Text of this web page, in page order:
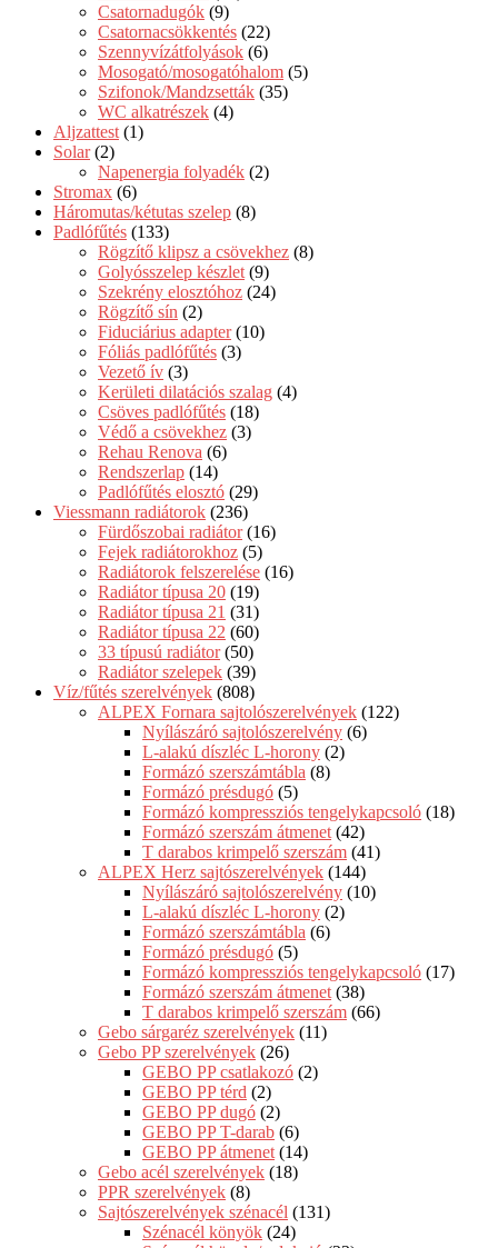
Csatornadugók (9)
Csatornacsökkentés (22)
Szennyvízátfolyások (6)
Mosogató/mosogatóhalom (5)
Szifonok/Mandzsetták (35)
WC alkatrészek (4)
Aljzattest (1)
Solar (2)
Napenergia folyadék (2)
Stromax (6)
Háromutas/kétutas szelep (8)
Padlófűtés (133)
Rögzítő klipsz a csövekhez (8)
Golyósszelep készlet (9)
Szekrény elosztóhoz (24)
Rögzítő sín (2)
Fiduciárius adapter (10)
Fóliás padlófűtés (3)
Vezető ív (3)
Kerületi dilatációs szalag (4)
Csöves padlófűtés (18)
Védő a csövekhez (3)
Rehau Renova (6)
Rendszerlap (14)
Padlófűtés elosztó (29)
Viessmann radiátorok (236)
Fürdőszobai radiátor (16)
Fejek radiátorokhoz (5)
Radiátorok felszerelése (16)
Radiátor típusa 20 (19)
Radiátor típusa 21 (31)
Radiátor típusa 22 (60)
33 típusú radiátor (50)
Radiátor szelepek (39)
Víz/fűtés szerelvények (808)
ALPEX Fornara sajtolószerelvények (122)
Nyílászáró sajtolószerelvény (6)
L-alakú díszléc L-horony (2)
Formázó szerszámtábla (8)
Formázó présdugó (5)
Formázó kompressziós tengelykapcsoló (18)
Formázó szerszám átmenet (42)
T darabos krimpelő szerszám (41)
ALPEX Herz sajtószerelvények (144)
Nyílászáró sajtolószerelvény (10)
L-alakú díszléc L-horony (2)
Formázó szerszámtábla (6)
Formázó présdugó (5)
Formázó kompressziós tengelykapcsoló (17)
Formázó szerszám átmenet (38)
T darabos krimpelő szerszám (66)
Gebo sárgaréz szerelvények (11)
Gebo PP szerelvények (26)
GEBO PP csatlakozó (2)
GEBO PP térd (2)
GEBO PP dugó (2)
GEBO PP T-darab (6)
GEBO PP átmenet (14)
Gebo acél szerelvények (18)
PPR szerelvények (8)
Sajtószerelvények szénacél (131)
Szénacél könyök (24)